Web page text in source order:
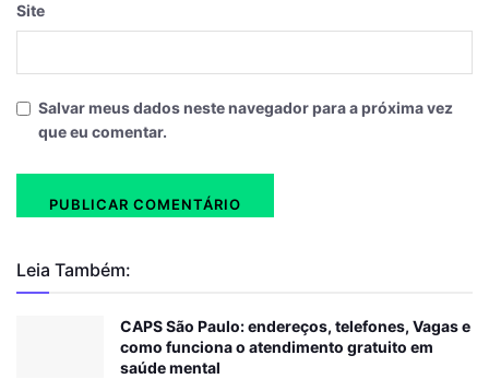
Site
Salvar meus dados neste navegador para a próxima vez
que eu comentar.
Leia Também:
CAPS São Paulo: endereços, telefones, Vagas e
como funciona o atendimento gratuito em
saúde mental